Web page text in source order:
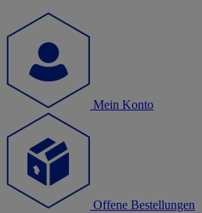
Mein Konto
Offene Bestellungen